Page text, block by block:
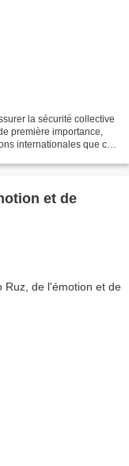
la sécurité collective
première importance,
internationales que ce
et de